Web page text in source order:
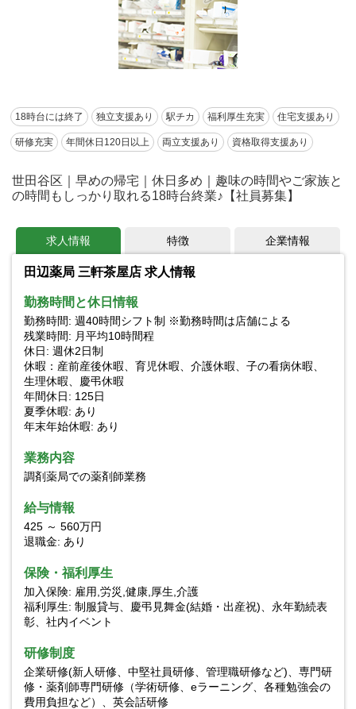
18時台には終了 独立支援あり 駅チカ 福利厚生充実 住宅支援あり
研修充実 年間休日120日以上 両立支援あり 資格取得支援あり
世田谷区｜早めの帰宅｜休日多め｜趣味の時間やご家族と
の時間もしっかり取れる18時台終業♪【社員募集】
求人情報 特徴 企業情報
田辺薬局 三軒茶屋店 求人情報
勤務時間と休日情報
勤務時間: 週40時間シフト制 ※勤務時間は店舗による
残業時間: 月平均10時間程
休日: 週休2日制
休暇：産前産後休暇、育児休暇、介護休暇、子の看病休暇、
生理休暇、慶弔休暇
年間休日: 125日
夏季休暇: あり
年末年始休暇: あり
業務内容
調剤薬局での薬剤師業務
給与情報
425 ～ 560万円
退職金: あり
保険・福利厚生
加入保険: 雇用,労災,健康,厚生,介護
福利厚生: 制服貸与、慶弔見舞金(結婚・出産祝)、永年勤続表
彰、社内イベント
研修制度
企業研修(新人研修、中堅社員研修、管理職研修など)、専門研
修・薬剤師専門研修（学術研修、eラーニング、各種勉強会の
費用負担など）、英会話研修